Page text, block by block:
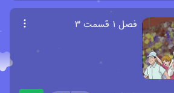
فصل ۱ قسمت ۳